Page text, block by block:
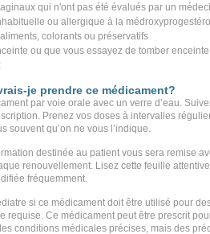
qui n'ont pas été évalués par un
ou allergique à la
colorants ou préservatifs
ou que vous essayez de tomber enceinte
je prendre ce médicament?
par voie orale avec un verre d’eau.
Prenez vos doses à intervalles
souvent qu’on ne vous l’indique.
destinée au patient vous sera remise
renouvellement. Lisez cette feuille
fréquemment.
si ce médicament doit être utilisé pour
requise. Ce médicament peut être prescrit
conditions médicales précises, mais des